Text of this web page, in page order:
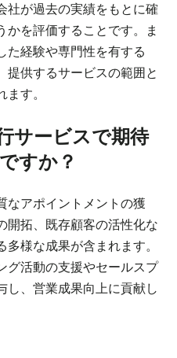
社が過去の実績をもとに確
かを評価することです。ま
た経験や専門性を有する
提供するサービスの範囲と
す。
サービスで期待
すか？
なアポイントメントの獲
開拓、既存顧客の活性化な
様な成果が含まれます。
グ活動の支援やセールスプ
し、営業成果向上に貢献し